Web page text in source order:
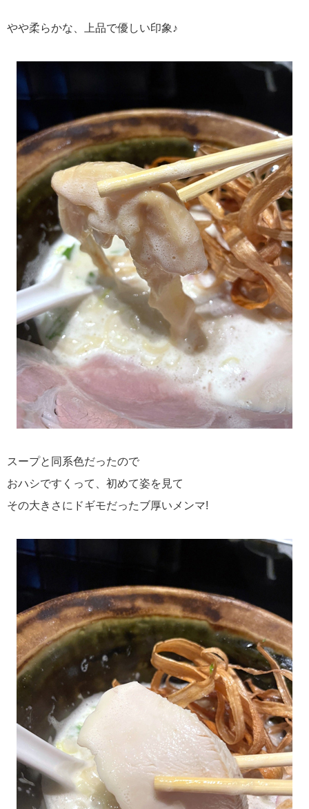
やや柔らかな、上品で優しい印象♪
スープと同系色だったので
おハシですくって、初めて姿を見て
その大きさにドギモだったブ厚いメンマ!